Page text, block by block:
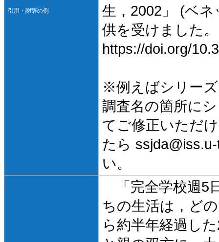
引用・謝辞の例
生，2002」 (ベ
供を受けました。
https://doi.org/
※例えばシリー
調査名の箇所に
てご修正いただ
たら
い。
「完全学校週5
ちの生活は，ど
ら約半年経過し